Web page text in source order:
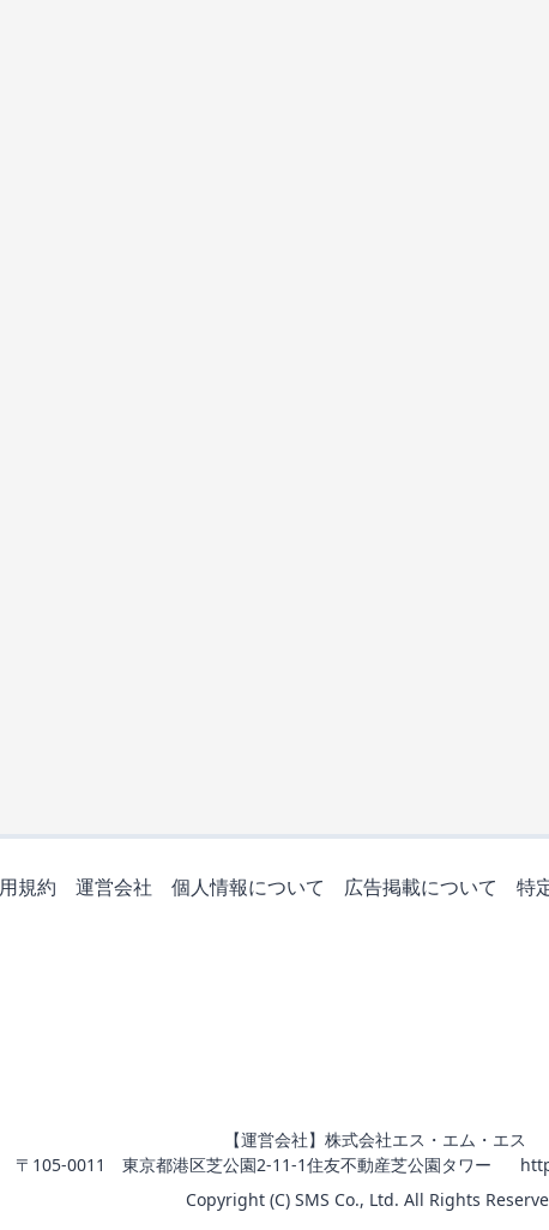
規約 運営会社 個人情報について 広告掲載について 特
【運営会社】株式会社エス・エム・エス
〒105-0011 東京都港区芝公園2-11-1住友不動産芝公園タワー
Copyright (C) SMS Co., Ltd. All Rights